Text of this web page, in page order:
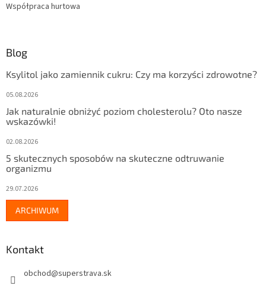
Współpraca hurtowa
Blog
Ksylitol jako zamiennik cukru: Czy ma korzyści zdrowotne?
05.08.2026
Jak naturalnie obniżyć poziom cholesterolu? Oto nasze
wskazówki!
02.08.2026
5 skutecznych sposobów na skuteczne odtruwanie
organizmu
29.07.2026
ARCHIWUM
Kontakt
obchod@superstrava.sk